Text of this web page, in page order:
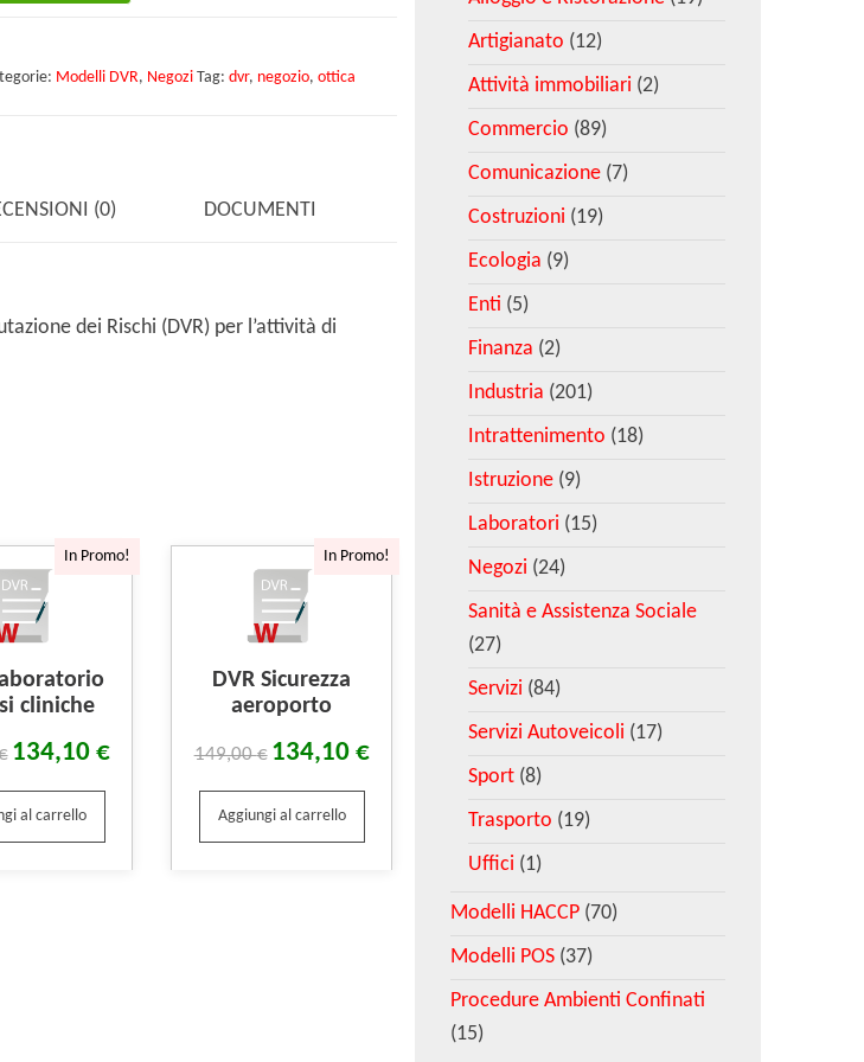
Modelli DVR, Negozi Tag: dvr, negozio, ottica
(0) DOCUMENTI
dei Rischi (DVR) per l’attività di
In Promo!
cliniche
134,10 €
al carrello
In Promo!
DVR Sicurezza
aeroporto
149,00€ 134,10 €
Aggiungi al carrello
Artigianato (12)
Attività immobiliari (2)
Commercio (89)
Comunicazione (7)
Costruzioni (19)
Ecologia (9)
Enti (5)
Finanza (2)
Industria (201)
Intrattenimento (18)
Istruzione (9)
Laboratori (15)
Negozi (24)
Sanità e Assistenza Sociale
(27)
Servizi (84)
Servizi Autoveicoli (17)
Sport (8)
Trasporto (19)
Uffici (1)
Modelli HACCP (70)
Modelli POS (37)
Procedure Ambienti Confinati
(15)